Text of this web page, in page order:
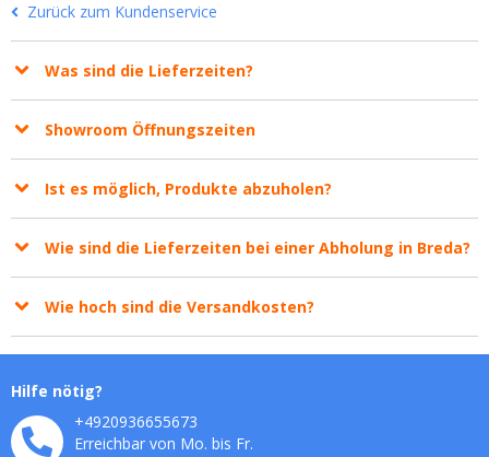
Zurück zum Kundenservice
Was sind die Lieferzeiten?
Showroom Öffnungszeiten
Ist es möglich, Produkte abzuholen?
Wie sind die Lieferzeiten bei einer Abholung in Breda?
Wie hoch sind die Versandkosten?
Hilfe nötig?
+4920936655673
Erreichbar von Mo. bis Fr.